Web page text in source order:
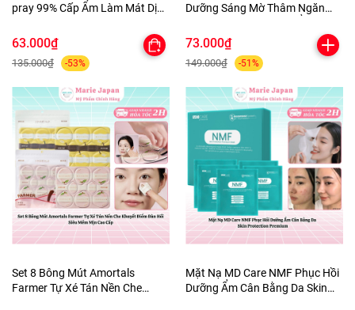
pray 99% Cấp Ẩm Làm Mát Dịu
63.000₫
135.000₫ -53%
Dưỡng Sáng Mờ Thâm Ngăn
10ml
73.000₫
149.000₫ -51%
Set 8 Bông Mút Amortals
Farmer Tự Xé Tán Nền Che
Mặt Nạ MD Care NMF Phục Hồi
Dưỡng Ẩm Cân Bằng Da Skin